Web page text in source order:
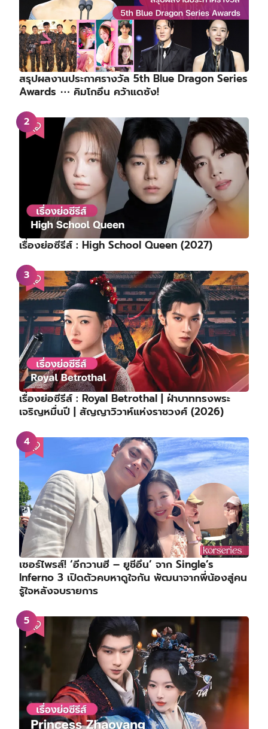
สรุปผลงานประกาศรางวัล 5th Blue Dragon Series
Awards ⋯ คิมโกอึน คว้าแดซัง!
เรื่องย่อซีรีส์ : High School Queen (2027)
เรื่องย่อซีรีส์ : Royal Betrothal | ฝ่าบาททรงพระ
เจริญหมื่นปี | สัญญาวิวาห์แห่งราชวงศ์ (2026)
เซอร์ไพรส์! ‘อีกวานฮี – ยูชีอึน’ จาก Single’s
Inferno 3 เปิดตัวคบหาดูใจกัน พัฒนาจากพี่น้องสู่คน
รู้ใจหลังจบรายการ